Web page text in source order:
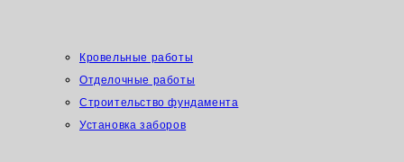
Кровельные работы
Отделочные работы
Строительство фундамента
Установка заборов